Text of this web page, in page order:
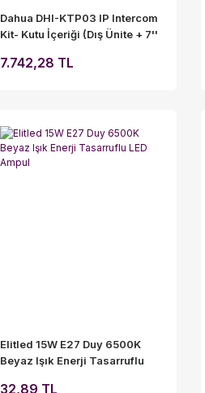
Dahua DHI-KTP03 IP Intercom
Kit- Kutu İçeriği (Dış Ünite + 7''
7.742,28 TL
Elitled 15W E27 Duy 6500K
Beyaz Işık Enerji Tasarruflu
32,89 TL